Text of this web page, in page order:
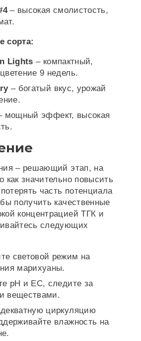
– высокая смолистость,
сорта:
Lights – компактный,
9 недель.
– богатый вкус, урожай
мощный эффект, высокая
– решающий этап, на
как значительно повысить
часть потенциала
получить качественные
концентрацией ТГК и
следующих
световой режим на
марихуаны.
pH и EC, следите за
веществами.
циркуляцию
влажность на